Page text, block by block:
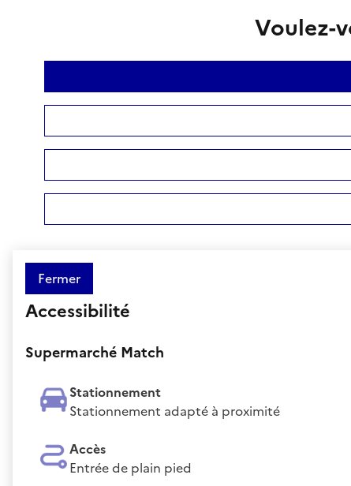
Voulez-
Fermer
Accessibilité
Supermarché Match
Stationnement
Stationnement adapté à proximité
Accès
Entrée de plain pied